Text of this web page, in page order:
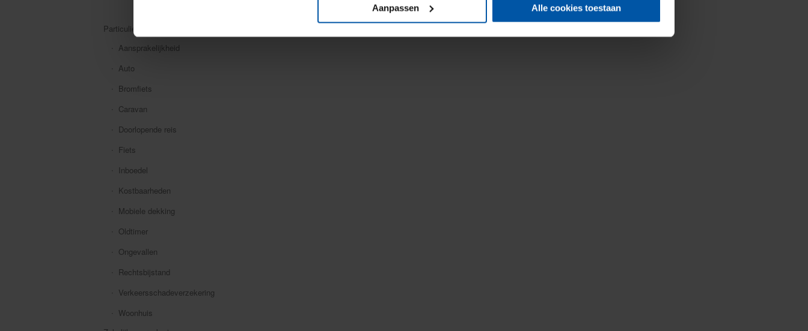
Aanpassen Alle cookies toestaan
Particuliere verzekeringen
Aansprakelijkheid
Auto
Bromfiets
Caravan
Doorlopende reis
Fiets
Inboedel
Kostbaarheden
Mobiele dekking
Oldtimer
Ongevallen
Rechtsbijstand
Verkeersschadeverzekering
Woonhuis